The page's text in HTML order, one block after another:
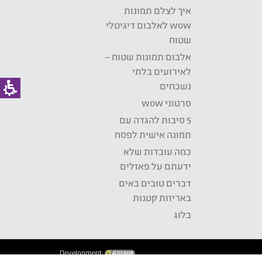
איך לצלם תמונות
wow לאלבום דיגיטלי
שטוח
אלבום תמונות שטוח –
לאירועים בלתי
נשכחים
סרטוני wow
5 סיבות להגדה עם
תמונה אישית לפסח
כמה עובדות שלא
ידעתם על פאזלים
דברים טובים באים
באריזות קטנות
בלוג
Development: